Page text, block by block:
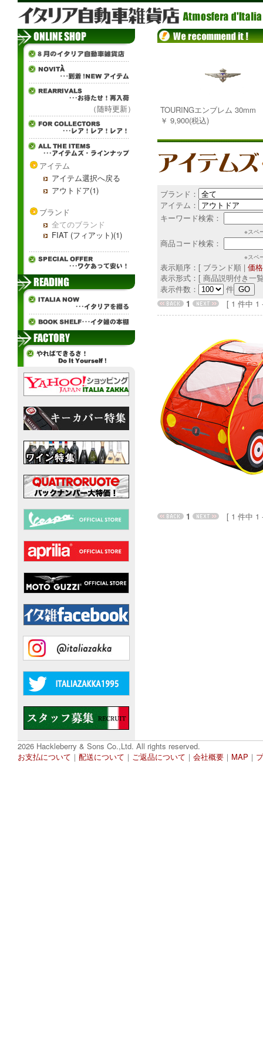
（随時更新）
アイテム
アイテム選択へ戻る
アウトドア(1)
ブランド
全てのブランド
FIAT (フィアット)(1)
TOURINGエンブレム 30mm
￥ 9,900(税込)
ブランド：
アイテム：
キーワード検索：
※スペ
商品コード検索：
※スペ
表示順序：[ ブランド順 | 価
表示形式：[ 商品説明付き一
表示件数：
件
1
[ 1 件中 1
1 [ 1 件中 1
2026 Hackleberry & Sons Co.,Ltd. All rights reserved.
お支払について ｜ 配送について ｜ ご返品について ｜ 会社概要 ｜ MAP ｜